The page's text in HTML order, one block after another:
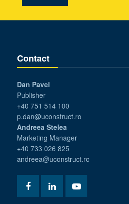
Contact
Dan Pavel
Publisher
+40 751 514 100
p.dan@uconstruct.ro
Andreea Stelea
Marketing Manager
+40 733 026 825
andreea@uconstruct.ro